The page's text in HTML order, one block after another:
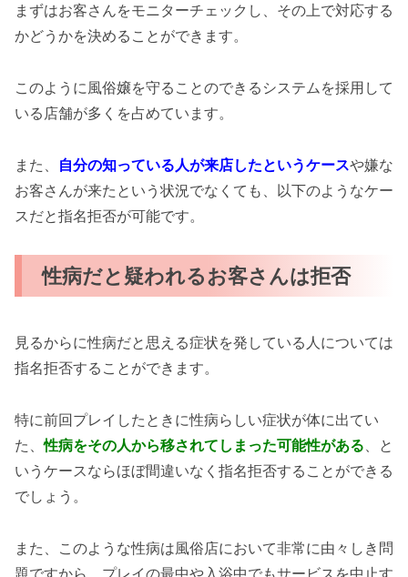
まずはお客さんをモニターチェックし、その上で対応する
かどうかを決めることができます。
このように風俗嬢を守ることのできるシステムを採用して
いる店舗が多くを占めています。
また、 自分の知っている人が来店したというケースや嫌な
お客さんが来たという状況でなくても、以下のようなケー
スだと指名拒否が可能です。
性病だと疑われるお客さんは拒否
見るからに性病だと思える症状を発している人については
指名拒否することができます。
特に前回プレイしたときに性病らしい症状が体に出てい
た、性病をその人から移されてしまった可能性がある 、と
いうケースならほぼ間違いなく指名拒否することができる
でしょう。
また、このような性病は風俗店において非常に由々しき問
題ですから、プレイの最中や入浴中でもサービスを中止す